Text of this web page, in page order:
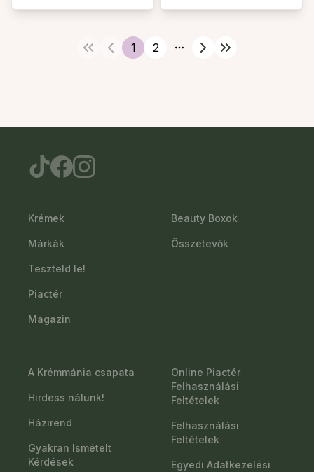
1 2
More pages
Krémek
Márkák
Teszteld le!
Piactér
Magazin
Beauty Boxok
Összetevők
A Krémmánia csapata
Hirdess nálunk!
Házirend
Gyakran Ismételt
Kérdések
Online Piactér
Felhasználási
Feltételek
Felhasználási
Feltételek
Egyedi Adatkezelési